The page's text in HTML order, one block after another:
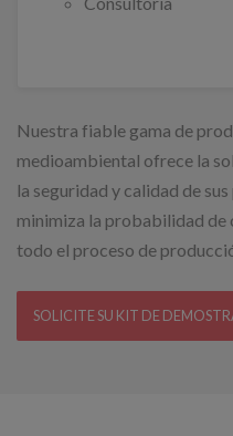
Nuestra fiable gama de
medioambiental ofrece la
la seguridad y calidad de
minimiza la probabilidad de
todo el proceso de